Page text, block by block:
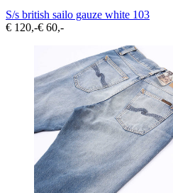
S/s british sailo gauze white 103
€ 120,-€ 60,-